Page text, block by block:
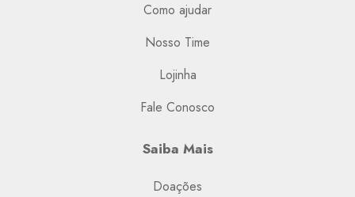
Como ajudar
Nosso Time
Lojinha
Fale Conosco
Saiba Mais
Doações